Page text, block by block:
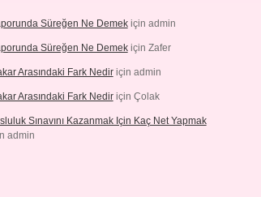
Süreğen Ne Demekiçin admin
Süreğen Ne Demekiçin Zafer
Arasındaki Fark Nediriçin admin
Arasındaki Fark Nediriçin Çolak
Sınavını Kazanmak Için Kaç Net Yapmak
admin